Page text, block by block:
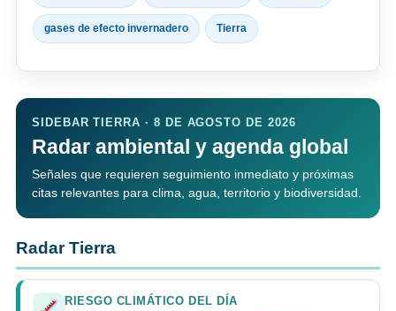
gases de efecto invernadero Tierra
SIDEBAR TIERRA · 8 DE AGOSTO DE 2026
Radar ambiental y agenda global
Señales que requieren seguimiento inmediato y próximas
citas relevantes para clima, agua, territorio y biodiversidad.
Radar Tierra
RIESGO CLIMÁTICO DEL DÍA